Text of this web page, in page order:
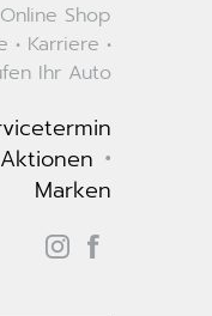
Shop
• Karriere •
Ihr Auto
Aktionen •
Marken